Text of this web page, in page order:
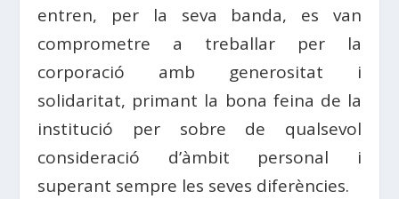
entren, per la seva banda, es van
comprometre a treballar per la
corporació amb generositat i
solidaritat, primant la bona feina de la
institució per sobre de qualsevol
consideració d’àmbit personal i
superant sempre les seves diferències.